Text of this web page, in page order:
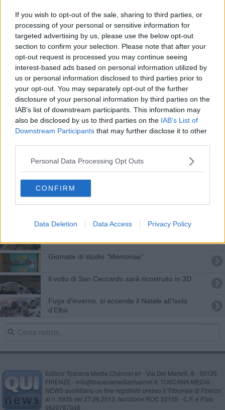
If you wish to opt-out of the sale, sharing to third parties, or
processing of your personal or sensitive information for
targeted advertising by us, please use the below opt-out
section to confirm your selection. Please note that after your
opt-out request is processed you may continue seeing
interest-based ads based on personal information utilized by
us or personal information disclosed to third parties prior to
your opt-out. You may separately opt-out of the further
disclosure of your personal information by third parties on the
IAB’s list of downstream participants. This information may
also be disclosed by us to third parties on the IAB’s List of
Downstream Participants that may further disclose it to other
Personal Data Processing Opt Outs
CONFIRM
Data Deletion Data Access Privacy Policy
Per Fossacava nuova frontiera di valorizzazione
A Fossacava i Romani osservati in 3D
Tornano le Giornate Fai, 35 meraviglie da
scoprire
Prosegue la mostra di Luca Pignatelli
Maggy Bettolla e i luoghi abbandonati
Massa Marittima ricorda l’archeologo scomparso
Fossacava, il percorso archeologico è visitabile
Capitale della cultura 2028, due toscane in lizza
Due feti d'orso conservati per millenni
Giornate di studio "Memoriae"
Il volto di San Ceccardo sarà ricostruito in 3D
Fuga d’inverno, si accende il Natale all’Isola
d’Elba
Editore Toscana Media Channel srl - Via Dei Martelli, 8 - 50129
FIRENZE - info@toscanamediachannel.it. TOSCANA MEDIA
NEWS quotidiano on line registrato presso il Tribunale di Firenze
al n. 5935 del 27.09.2013. Iscrizione ROC 22105 - C.F. e P.Iva
0620787048